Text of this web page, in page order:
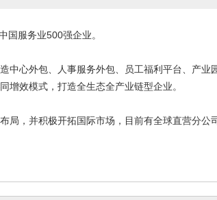
国服务业500强企业。
中心外包、人事服务外包、员工福利平台、产
增效模式，打造全生态全产业链型企业。
局，并积极开拓国际市场，目前有全球直营分